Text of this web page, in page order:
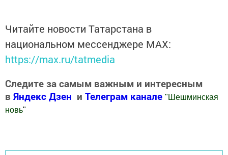
Читайте новости Татарстана в
национальном мессенджере MАХ:
https://max.ru/tatmedia
Следите за самым важным и интересным
в Яндекс Дзен и Телеграм канале " Шешминская
новь"